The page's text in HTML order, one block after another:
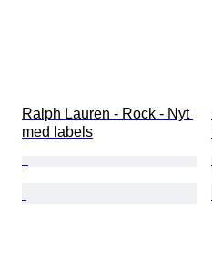
Ralph Lauren - Rock - Nyt
med labels